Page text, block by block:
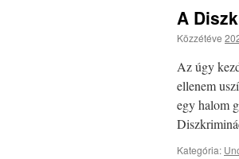
A
Közzétéve
Az úgy
ellenem
egy halom
Kategória: